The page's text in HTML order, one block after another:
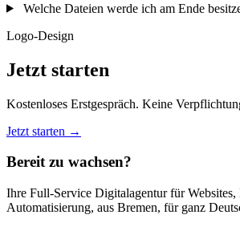
Welche Dateien werde ich am Ende
Logo-Design
Jetzt starten
Kostenloses Erstgespräch. Keine
Jetzt starten →
Bereit zu wachsen?
Ihre Full-Service Digitalagentur für
Automatisierung, aus Bremen, für ganz